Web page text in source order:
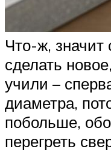
Что-ж, значит
сделать
учили –
диаметра,
побольше,
перегреть